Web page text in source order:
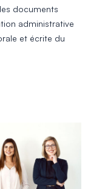
documents
administrative
et écrite du